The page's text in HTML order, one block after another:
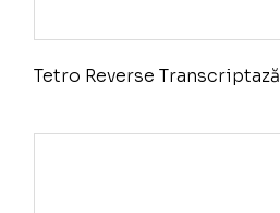
Tetro Reverse Transcriptază